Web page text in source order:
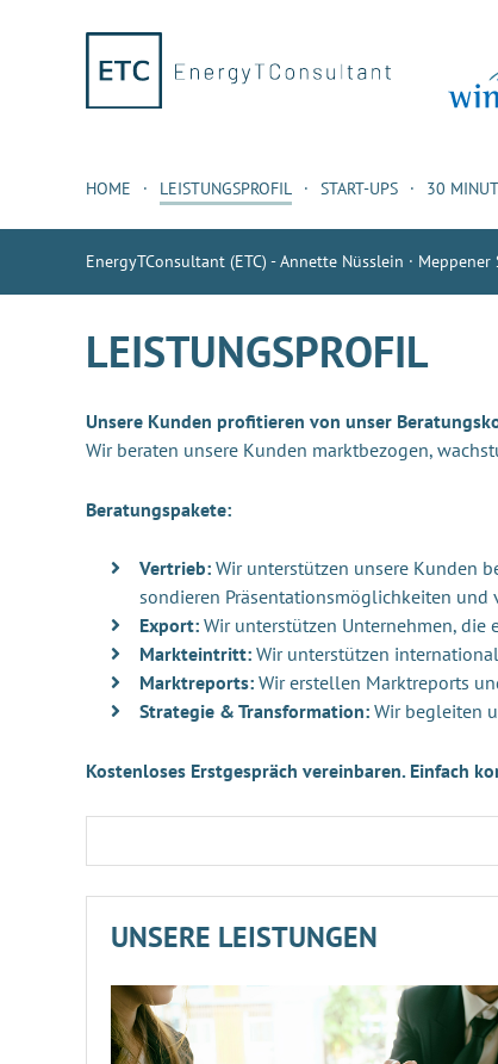
HOME LEISTUNGSPROFIL START-UPS 30
EnergyTConsultant (ETC) - Annette Nüsslein · Meppener
LEISTUNGSPROFIL
Unsere Kunden profitieren von unser
Wir beraten unsere Kunden marktbezogen,
Beratungspakete:
Vertrieb: Wir unterstützen unsere Kunden
sondieren Präsentationsmöglichkeiten
Export: Wir unterstützen Unternehmen, die
Markteintritt: Wir unterstützen
Marktreports: Wir erstellen Marktreports
Strategie & Transformation: Wir begleiten
Kostenloses Erstgespräch vereinbaren. Einfach
UNSERE LEISTUNGEN